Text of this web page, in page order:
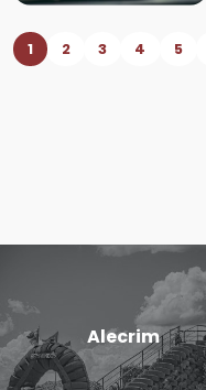
1 2 3 4 5
Alecrim